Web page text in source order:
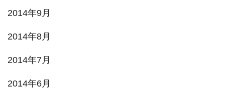
2014年9月
2014年8月
2014年7月
2014年6月